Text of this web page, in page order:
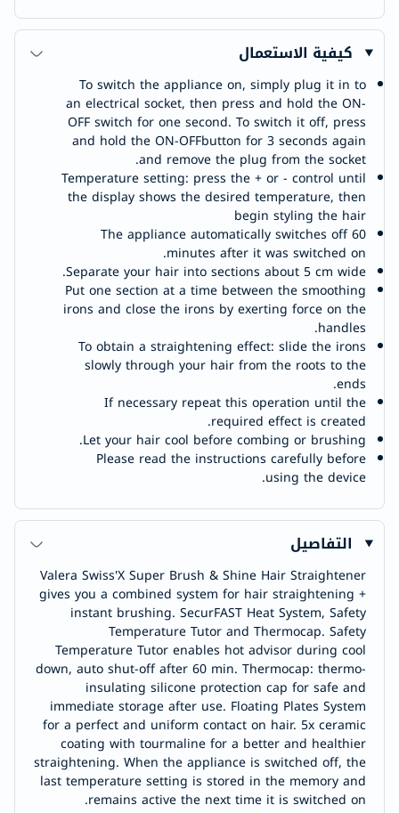
كيفية الاستعمال
To switch the appliance on, simply plug it in to
an electrical socket, then press and hold the ON-
OFF switch for one second. To switch it off, press
and hold the ON-OFFbutton for 3 seconds again
and remove the plug from the socket.
Temperature setting: press the + or - control until
the display shows the desired temperature, then
begin styling the hair
The appliance automatically switches off 60
minutes after it was switched on.
Separate your hair into sections about 5 cm wide.
Put one section at a time between the smoothing
irons and close the irons by exerting force on the
handles.
To obtain a straightening effect: slide the irons
slowly through your hair from the roots to the
ends.
If necessary repeat this operation until the
required effect is created.
Let your hair cool before combing or brushing.
Please read the instructions carefully before
using the device.
التفاصيل
Valera Swiss'X Super Brush & Shine Hair Straightener
gives you a combined system for hair straightening +
instant brushing. SecurFAST Heat System, Safety
Temperature Tutor and Thermocap. Safety
Temperature Tutor enables hot advisor during cool
down, auto shut-off after 60 min. Thermocap: thermo-
insulating silicone protection cap for safe and
immediate storage after use. Floating Plates System
for a perfect and uniform contact on hair. 5x ceramic
coating with tourmaline for a better and healthier
straightening. When the appliance is switched off, the
last temperature setting is stored in the memory and
remains active the next time it is switched on.